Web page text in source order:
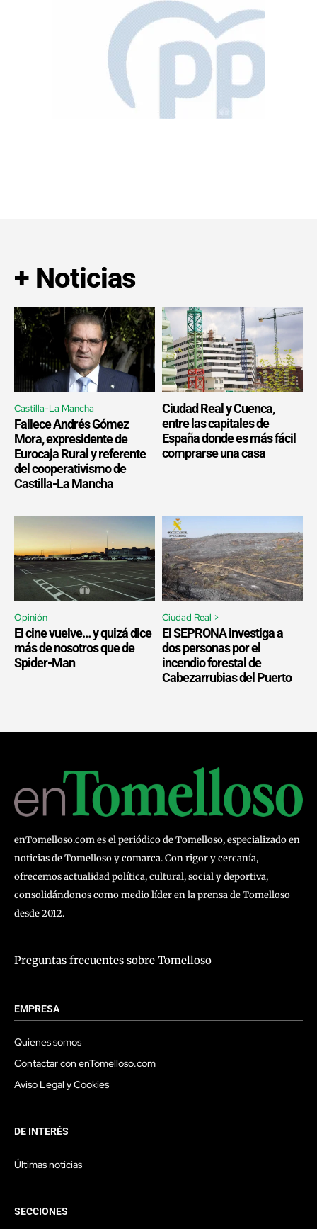
+ Noticias
Castilla-La Mancha
Fallece Andrés Gómez
Mora, expresidente de
Eurocaja Rural y referente
del cooperativismo de
Castilla-La Mancha
Ciudad Real y Cuenca,
entre las capitales de
España donde es más fácil
comprarse una casa
Opinión
El cine vuelve… y quizá dice
más de nosotros que de
Spider-Man
Ciudad Real >
El SEPRONA investiga a
dos personas por el
incendio forestal de
Cabezarrubias del Puerto
enTomelloso.com es el periódico de Tomelloso, especializado en
noticias de Tomelloso y comarca. Con rigor y cercanía,
ofrecemos actualidad política, cultural, social y deportiva,
consolidándonos como medio líder en la prensa de Tomelloso
desde 2012.
Preguntas frecuentes sobre Tomelloso
EMPRESA
Quienes somos
Contactar con enTomelloso.com
Aviso Legal y Cookies
DE INTERÉS
Últimas noticias
SECCIONES